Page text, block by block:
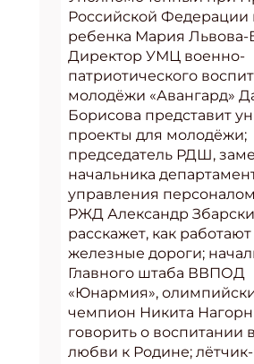
Российской Федерации
ребенка Мария Львова-
Директор УМЦ военно-
патриотического
молодёжи «Авангард»
Борисова представит
проекты для молодёжи;
председатель РДШ,
начальника
управления
РЖД Александр
расскажет, как
железные дороги;
Главного штаба ВВПОД
«Юнармия»,
чемпион Никита
говорить о воспитании
любви к Родине;